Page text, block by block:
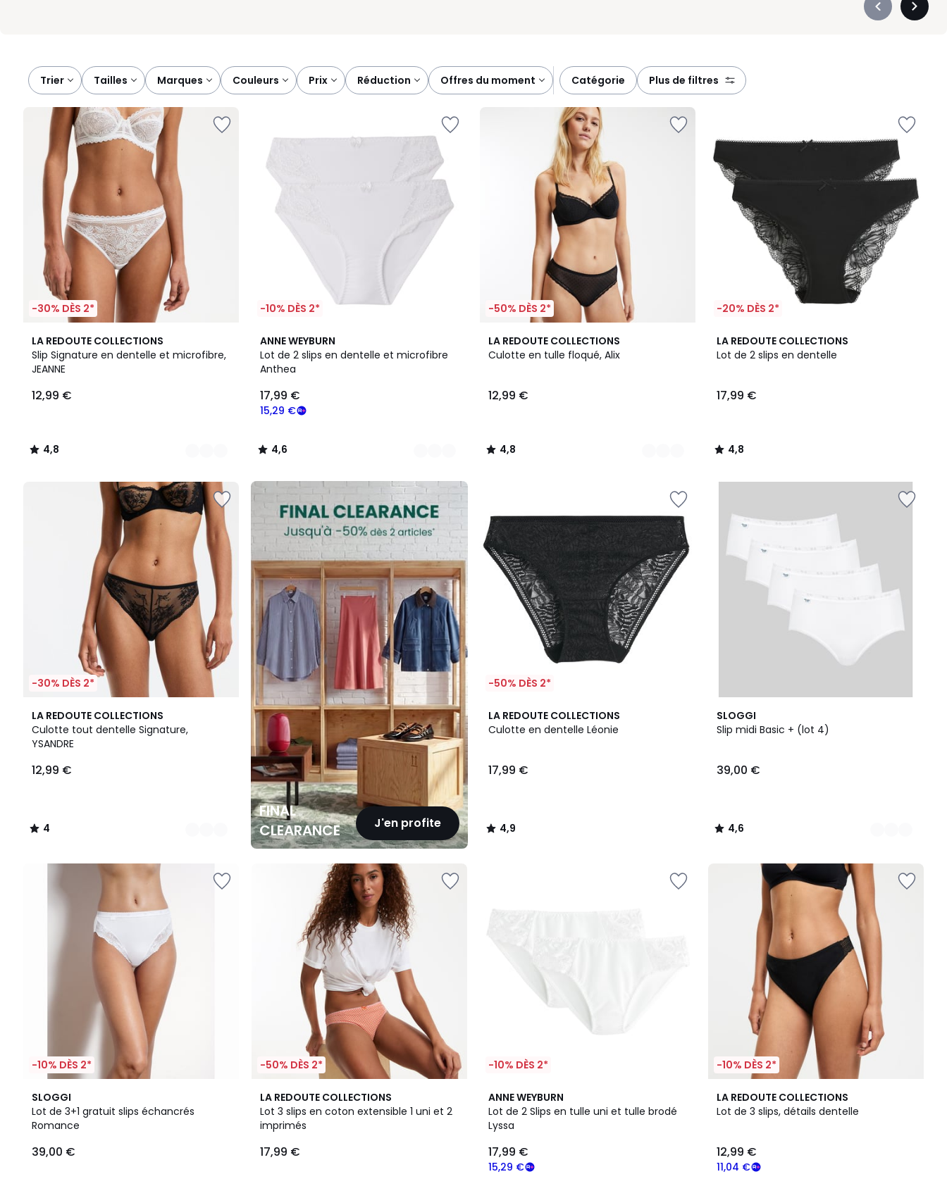
Précédent
Trier
tailles marques couleurs prix réduction offres du moment catégorie plus de filtres
-30% DÈS 2*
LA REDOUTE COLLECTIONS
Slip Signature en dentelle et microfibre,
JEANNE
€.
12,99 €
4,8
/ 5
5
Couleurs
4,8
/
-10% DÈS 2*
ANNE WEYBURN
Lot de 2 slips en dentelle et microfibre
Anthea
15,29 €
17,99 €
4,6
/ 5
6
Couleurs
4,6
/
-50% DÈS 2*
LA REDOUTE COLLECTIONS
Culotte en tulle floqué, Alix
12,99 €
4,8
/ 5
4
Couleurs
4,8
/
-20% DÈS 2*
LA REDOUTE COLLECTIONS
Lot de 2 slips en dentelle
17,99 €
4,8
/ 5
4,8
/
-30% DÈS 2*
LA REDOUTE COLLECTIONS
Culotte tout dentelle Signature,
YSANDRE
12,99 €
4
/
5
2
Couleurs
4
/
FINAL
CLEARANCE
J'en profite
FINAL
CLEARANCE
-50% DÈS 2*
LA REDOUTE COLLECTIONS
Culotte en dentelle Léonie
17,99 €
4,9
/ 5
4,9
/
SLOGGI
Slip midi Basic + (lot 4)
39,00 €
4,6
/ 5
3
Couleurs
4,6
/
-10% DÈS 2*
SLOGGI
Lot de 3+1 gratuit slips échancrés
Romance
39,00 €
4,5
/ 5
2
Couleurs
-50% DÈS 2*
LA REDOUTE COLLECTIONS
Lot 3 slips en coton extensible 1 uni et 2
imprimés
17,99 €
4,8
/ 5
-10% DÈS 2*
ANNE WEYBURN
Lot de 2 Slips en tulle uni et tulle brodé
Lyssa
15,29 €
17,99 €
4,3
/ 5
5
Couleurs
-10% DÈS 2*
LA REDOUTE COLLECTIONS
Lot de 3 slips, détails dentelle
11,04 €
12,99 €
4
/